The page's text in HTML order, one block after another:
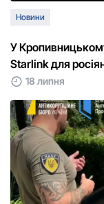
Новини
У
Starlink для
18 липня